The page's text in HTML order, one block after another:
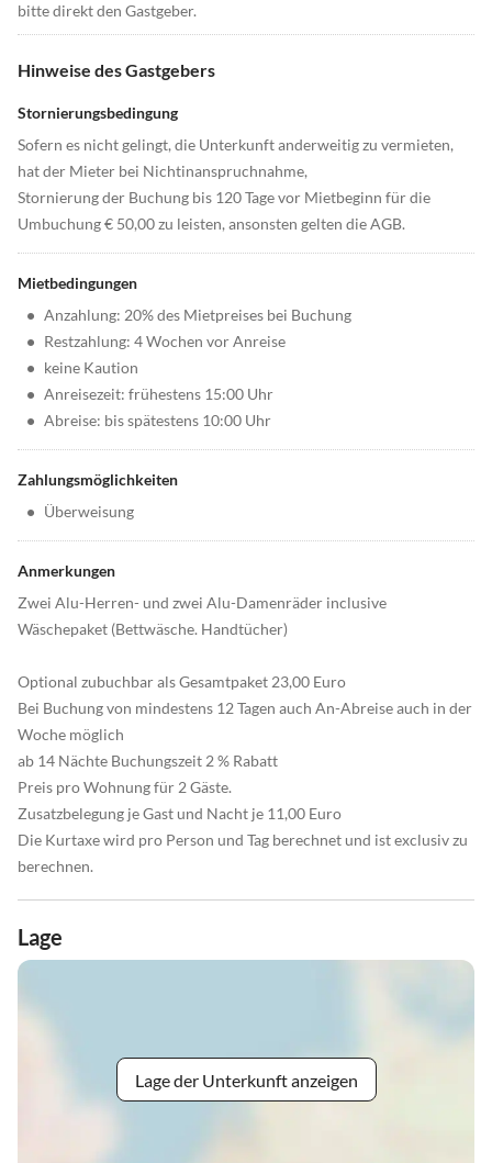
bitte direkt den Gastgeber.
Hinweise des Gastgebers
Stornierungsbedingung
Sofern es nicht gelingt, die Unterkunft anderweitig zu vermieten,
hat der Mieter bei Nichtinanspruchnahme,
Stornierung der Buchung bis 120 Tage vor Mietbeginn für die
Umbuchung € 50,00 zu leisten, ansonsten gelten die AGB.
Mietbedingungen
• Anzahlung: 20% des Mietpreises bei Buchung
• Restzahlung: 4 Wochen vor Anreise
• keine Kaution
• Anreisezeit: frühestens 15:00 Uhr
• Abreise: bis spätestens 10:00 Uhr
Zahlungsmöglichkeiten
• Überweisung
Anmerkungen
Zwei Alu-Herren- und zwei Alu-Damenräder inclusive
Wäschepaket (Bettwäsche. Handtücher)
Optional zubuchbar als Gesamtpaket 23,00 Euro
Bei Buchung von mindestens 12 Tagen auch An-Abreise auch in der
Woche möglich
ab 14 Nächte Buchungszeit 2 % Rabatt
Preis pro Wohnung für 2 Gäste.
Zusatzbelegung je Gast und Nacht je 11,00 Euro
Die Kurtaxe wird pro Person und Tag berechnet und ist exclusiv zu
berechnen.
Lage
Lage der Unterkunft anzeigen